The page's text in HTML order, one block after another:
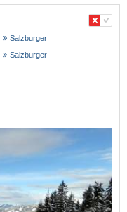
Salzburger
Salzburger